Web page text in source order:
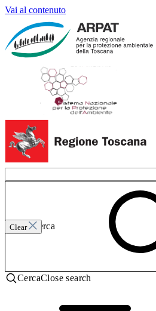
Vai al contenuto
Clear
Invia ricerca
CercaClose search